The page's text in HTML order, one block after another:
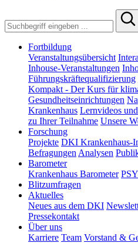
Fortbildung
Veranstaltungsübersicht
Inhouse-Veranstaltungen
Führungskräftequalifizierung
Kompakt - Der Kurs für
Gesundheitseinrichtungen
Krankenhaus Lernvideos
zu Ihrer Teilnahme Unsere
Forschung
Projekte DKI Krankenhaus-
Befragungen Analysen
Barometer
Krankenhaus Barometer
Blitzumfragen
Aktuelles
Neues aus dem DKI
Pressekontakt
Über uns
Karriere Team Vorstand &